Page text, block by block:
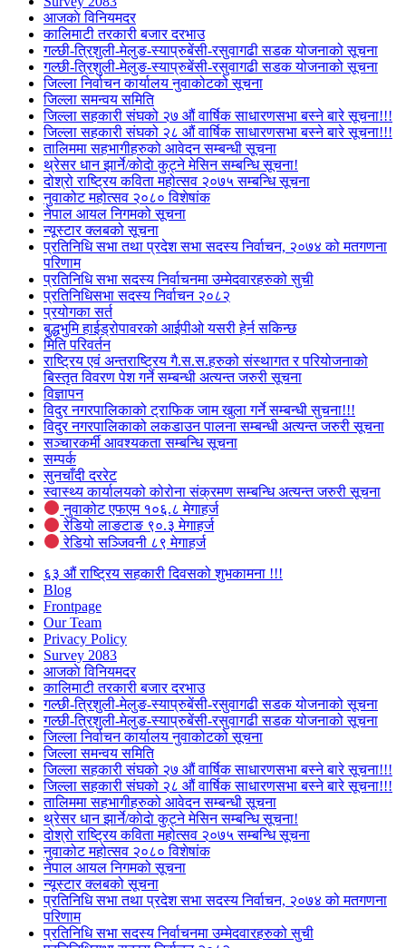
आजकाे विनियमदर
कालिमाटी तरकारी बजार दरभाउ
गल्छी-त्रिशुली-मेलुङ-स्याप्रुबेंसी-रसुवागढी सडक योजनाको सूचना
गल्छी-त्रिशुली-मेलुङ-स्याप्रुबेंसी-रसुवागढी सडक योजनाको सूचना
जिल्ला निर्वाचन कार्यालय नुवाकोटको सूचना
जिल्ला समन्वय समिति
जिल्ला सहकारी संघको २७ औं वार्षिक साधारणसभा बस्ने बारे सूचना!!!
जिल्ला सहकारी संघको २८ औं वार्षिक साधारणसभा बस्ने बारे सूचना!!!
तालिममा सहभागीहरुको आवेदन सम्बन्धी सूचना
थ्रेसर धान झार्ने/काेदाे कुट्ने मेसिन सम्बन्धि सूचना!
दोश्रो राष्ट्रिय कविता महोत्सव २०७५ सम्बन्धि सूचना
नुवाकोट महोत्सव २०८० विशेषांक
नेपाल आयल निगमको सूचना
न्यूस्टार क्लबको सूचना
प्रतिनिधि सभा तथा प्रदेश सभा सदस्य निर्वाचन, २०७४ को मतगणना
परिणाम
प्रतिनिधि सभा सदस्य निर्वाचनमा उम्मेदवारहरुको सुची
प्रतिनिधिसभा सदस्य निर्वाचन २०८२
प्रयोगका सर्त
बुद्धभुमि हाईड्रोपावरको आईपीओ यसरी हेर्न सकिन्छ
मिति परिवर्तन
राष्ट्रिय एवं अन्तराष्ट्रिय गै.स.स.हरुको संस्थागत र परियोजनाको
बिस्तृत विवरण पेश गर्ने सम्बन्धी अत्यन्त जरुरी सूचना
विज्ञापन
विदुर नगरपालिकाको ट्राफिक जाम खुला गर्ने सम्बन्धी सुचना!!!
विदुर नगरपालिकाको लकडाउन पालना सम्बन्धी अत्यन्त जरुरी सूचना
सञ्चारकर्मी आवश्यकता सम्बन्धि सूचना
सम्पर्क
सुनचाँदी दररेट
स्वास्थ्य कार्यालयको कोरोना संक्रमण सम्बन्धि अत्यन्त जरुरी सूचना
नुवाकोट एफएम १०६.८ मेगाहर्ज
रेडियो लाङटाङ ९०.३ मेगाहर्ज
रेडियो सञ्जिवनी ८९ मेगाहर्ज
६३ औं राष्ट्रिय सहकारी दिवसको शुभकामना !!!
Blog
Frontpage
Our Team
Privacy Policy
Survey 2083
आजकाे विनियमदर
कालिमाटी तरकारी बजार दरभाउ
गल्छी-त्रिशुली-मेलुङ-स्याप्रुबेंसी-रसुवागढी सडक योजनाको सूचना
गल्छी-त्रिशुली-मेलुङ-स्याप्रुबेंसी-रसुवागढी सडक योजनाको सूचना
जिल्ला निर्वाचन कार्यालय नुवाकोटको सूचना
जिल्ला समन्वय समिति
जिल्ला सहकारी संघको २७ औं वार्षिक साधारणसभा बस्ने बारे सूचना!!!
जिल्ला सहकारी संघको २८ औं वार्षिक साधारणसभा बस्ने बारे सूचना!!!
तालिममा सहभागीहरुको आवेदन सम्बन्धी सूचना
थ्रेसर धान झार्ने/काेदाे कुट्ने मेसिन सम्बन्धि सूचना!
दोश्रो राष्ट्रिय कविता महोत्सव २०७५ सम्बन्धि सूचना
नुवाकोट महोत्सव २०८० विशेषांक
नेपाल आयल निगमको सूचना
न्यूस्टार क्लबको सूचना
प्रतिनिधि सभा तथा प्रदेश सभा सदस्य निर्वाचन, २०७४ को मतगणना
परिणाम
प्रतिनिधि सभा सदस्य निर्वाचनमा उम्मेदवारहरुको सुची